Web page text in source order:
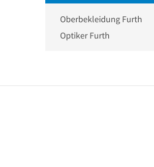
Oberbekleidung Furth
Optiker Furth